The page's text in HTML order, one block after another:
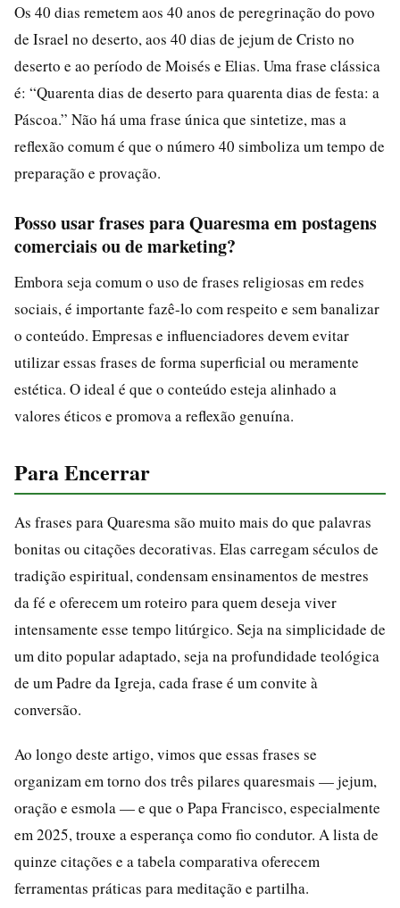
Os 40 dias remetem aos 40 anos de peregrinação do povo
de Israel no deserto, aos 40 dias de jejum de Cristo no
deserto e ao período de Moisés e Elias. Uma frase clássica
é: “Quarenta dias de deserto para quarenta dias de festa: a
Páscoa.” Não há uma frase única que sintetize, mas a
reflexão comum é que o número 40 simboliza um tempo de
preparação e provação.
Posso usar frases para Quaresma em postagens
comerciais ou de marketing?
Embora seja comum o uso de frases religiosas em redes
sociais, é importante fazê-lo com respeito e sem banalizar
o conteúdo. Empresas e influenciadores devem evitar
utilizar essas frases de forma superficial ou meramente
estética. O ideal é que o conteúdo esteja alinhado a
valores éticos e promova a reflexão genuína.
Para Encerrar
As frases para Quaresma são muito mais do que palavras
bonitas ou citações decorativas. Elas carregam séculos de
tradição espiritual, condensam ensinamentos de mestres
da fé e oferecem um roteiro para quem deseja viver
intensamente esse tempo litúrgico. Seja na simplicidade de
um dito popular adaptado, seja na profundidade teológica
de um Padre da Igreja, cada frase é um convite à
conversão.
Ao longo deste artigo, vimos que essas frases se
organizam em torno dos três pilares quaresmais — jejum,
oração e esmola — e que o Papa Francisco, especialmente
em 2025, trouxe a esperança como fio condutor. A lista de
quinze citações e a tabela comparativa oferecem
ferramentas práticas para meditação e partilha.